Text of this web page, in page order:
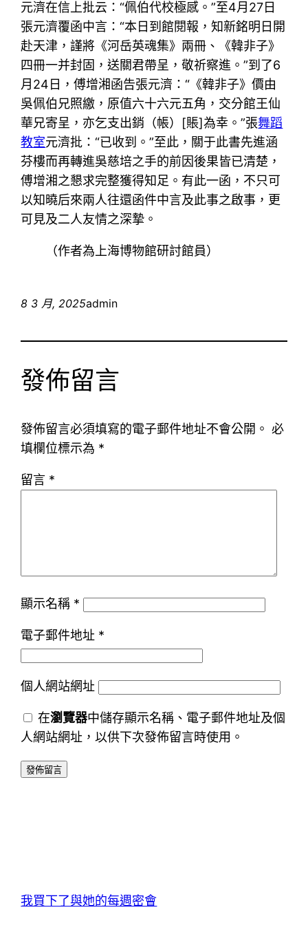
元濟在信上批云：“佩伯代校極感。”至4月27日
張元濟覆函中言：“本日到館閱報，知新銘明日開
赴天津，謹將《河岳英魂集》兩冊、《韓非子》
四冊一并封固，送關君帶呈，敬祈察進。”到了6
月24日，傅增湘函告張元濟：“《韓非子》價由
吳佩伯兄照繳，原值六十六元五角，交分館王仙
華兄寄呈，亦乞支出銷（帳）[賬]為幸。”張舞蹈
教室元濟批：“已收到。”至此，關于此書先進涵
芬樓而再轉進吳慈培之手的前因後果皆已清楚，
傅增湘之懇求完整獲得知足。有此一函，不只可
以知曉后來兩人往還函件中言及此事之啟事，更
可見及二人友情之深摯。
（作者為上海博物館研討館員）
8 3 月, 2025admin
發佈留言
發佈留言必須填寫的電子郵件地址不會公開。 必
填欄位標示為 *
留言 *
顯示名稱 *
電子郵件地址 *
個人網站網址
在瀏覽器中儲存顯示名稱、電子郵件地址及個
人網站網址，以供下次發佈留言時使用。
我買下了與她的每週密會